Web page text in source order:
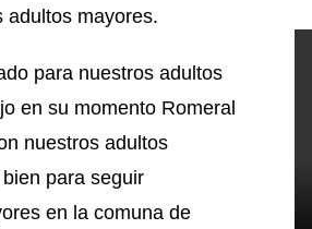
mayores.
para nuestros adultos
en su momento Romeral
nuestros adultos
para seguir
en la comuna de